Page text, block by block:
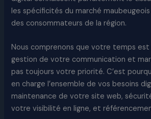
les spécificités du marché
des consommateurs de la région.​
Nous comprenons que votre temps
gestion de votre communication et
pas toujours votre priorité. C’est
en charge l’ensemble de vos besoins
maintenance de votre site web,
votre visibilité en ligne, et